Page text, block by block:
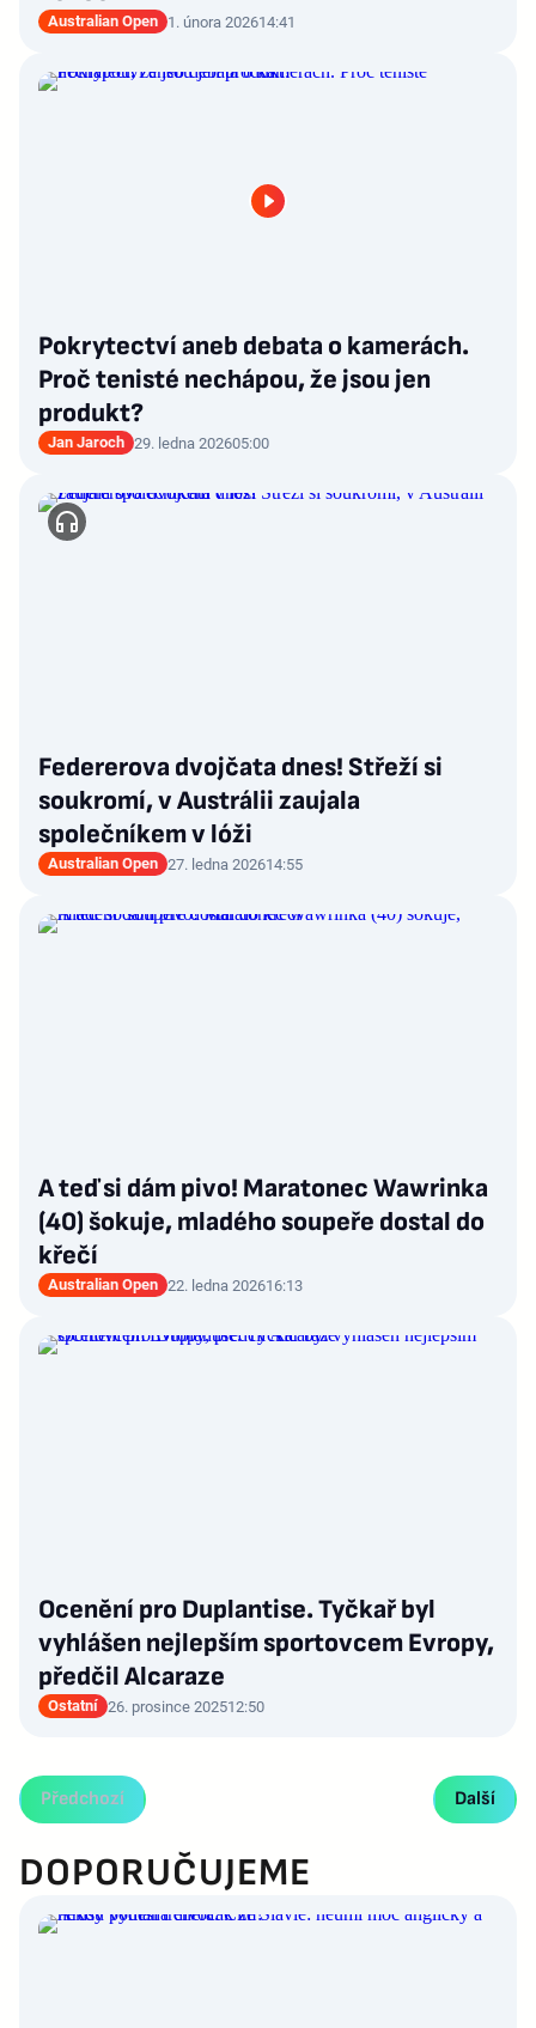
Australian Open 1. února 202614:41
Pokrytectví aneb debata o kamerách.
Proč tenisté nechápou, že jsou jen
produkt?
Jan Jaroch 29. ledna 202605:00
Federerova dvojčata dnes! Střeží si
soukromí, v Austrálii zaujala
společníkem v lóži
Australian Open 27. ledna 202614:55
A teď si dám pivo! Maratonec Wawrinka
(40) šokuje, mladého soupeře dostal do
křečí
Australian Open 22. ledna 202616:13
Ocenění pro Duplantise. Tyčkař byl
vyhlášen nejlepším sportovcem Evropy,
předčil Alcaraze
Ostatní 26. prosince 202512:50
Předchozí Další
DOPORUČUJEME